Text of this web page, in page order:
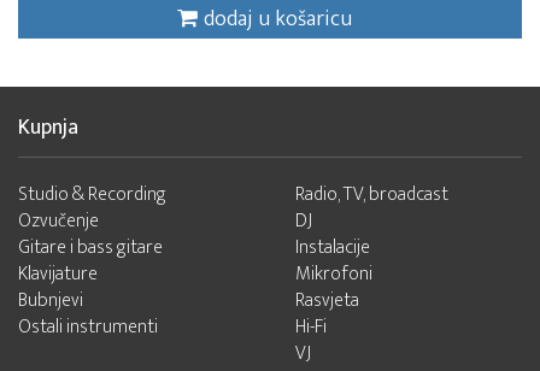
dodaj u košaricu
Kupnja
Studio & Recording
Ozvučenje
Gitare i bass gitare
Klavijature
Bubnjevi
Ostali instrumenti
Radio, TV, broadcast
DJ
Instalacije
Mikrofoni
Rasvjeta
Hi-Fi
VJ